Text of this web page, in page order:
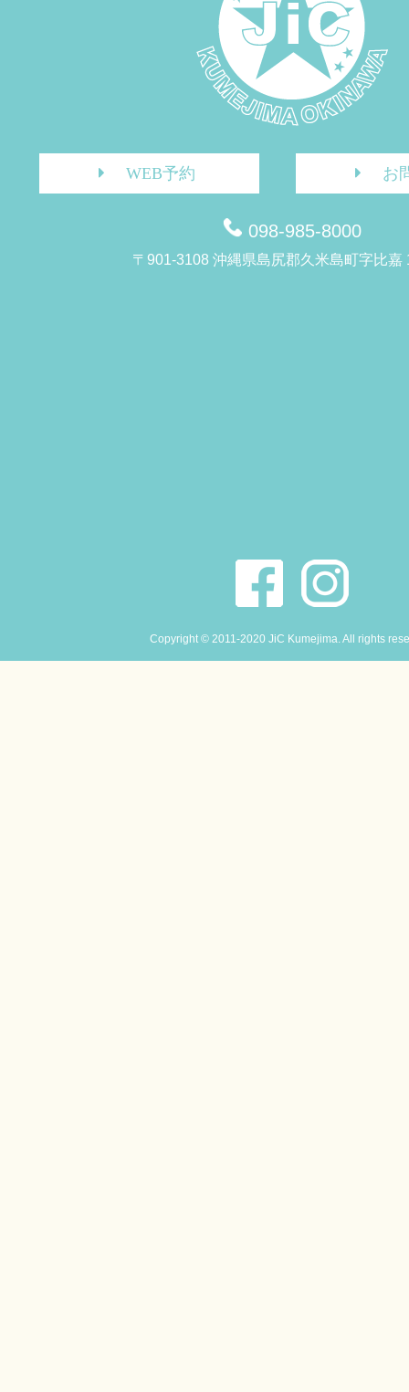
WEB予約 お
098-985-8000
〒901-3108 沖縄県島尻郡久米島町字比嘉
Copyright © 2011-2020 JiC Kumejima. All rights